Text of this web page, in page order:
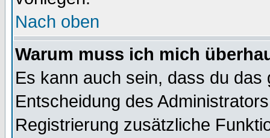
Nach oben
Warum muss ich mich
Es kann auch sein, dass du
Entscheidung des
Registrierung zusätzliche